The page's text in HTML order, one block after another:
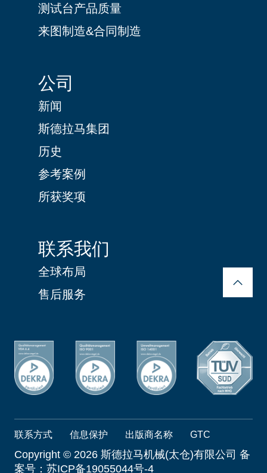
测试台产品质量
来图制造&合同制造
公司
新闻
斯德拉马集团
历史
参考案例
所获奖项
联系我们
全球布局
售后服务
联系方式 信息保护 出版商名称 GTC
Copyright © 2026 斯德拉马机械(太仓)有限公司 备
案号： 苏ICP备19055044号-4